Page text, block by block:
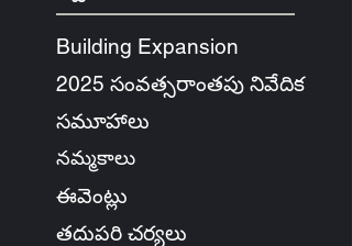
Building Expansion
2025 సంవత్సరాంతపు నివేదిక
సమూహాలు
నమ్మకాలు
ఈవెంట్లు
తదుపరి చర్యలు